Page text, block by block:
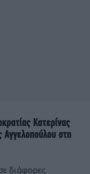
Κατερίνας
Αγγελοπούλου στη
διάφορες